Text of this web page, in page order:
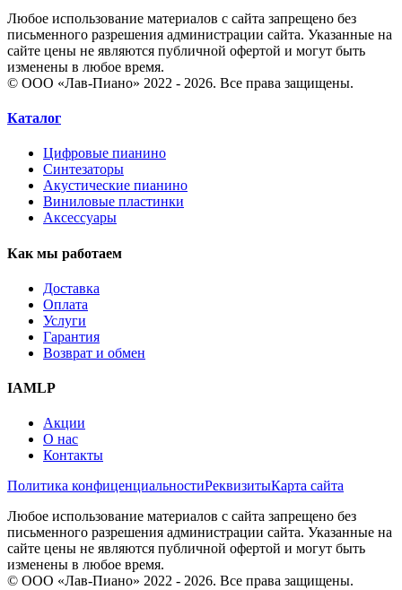
Любое использование материалов с сайта запрещено без
письменного разрешения администрации сайта. Указанные на
сайте цены не являются публичной офертой и могут быть
изменены в любое время.
© ООО «Лав-Пиано» 2022 - 2026. Все права защищены.
Каталог
Цифровые пианино
Синтезаторы
Акустические пианино
Виниловые пластинки
Аксессуары
Как мы работаем
Доставка
Оплата
Услуги
Гарантия
Возврат и обмен
IAMLP
Акции
О нас
Контакты
Политика конфиценциальностиРеквизитыКарта сайта
Любое использование материалов с сайта запрещено без
письменного разрешения администрации сайта. Указанные на
сайте цены не являются публичной офертой и могут быть
изменены в любое время.
© ООО «Лав-Пиано» 2022 - 2026. Все права защищены.